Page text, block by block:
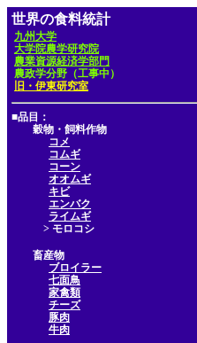
世界の食料統計
九州大学
大学院農学研究院
農業資源経済学部門
農政学分野（工事中）
旧・伊東研究室
■品目：
穀物・飼料作物
コメ
コムギ
コーン
オオムギ
キビ
エンバク
ライムギ
> モロコシ
畜産物
ブロイラー
七面鳥
家禽類
チーズ
豚肉
牛肉